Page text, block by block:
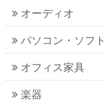
オーディオ
パソコン・ソフト
オフィス家具
楽器